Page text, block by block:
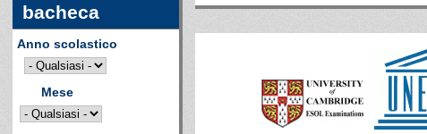
bacheca
Anno scolastico
Mese